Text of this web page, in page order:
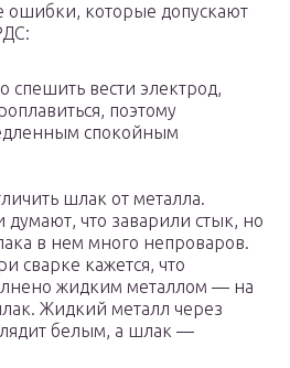
ошибки, которые допускают
спешить вести электрод,
поэтому
спокойным
шлак от металла.
что заварили стык, но
в нем много непроваров.
сварке кажется, что
жидким металлом — на
Жидкий металл через
белым, а шлак —